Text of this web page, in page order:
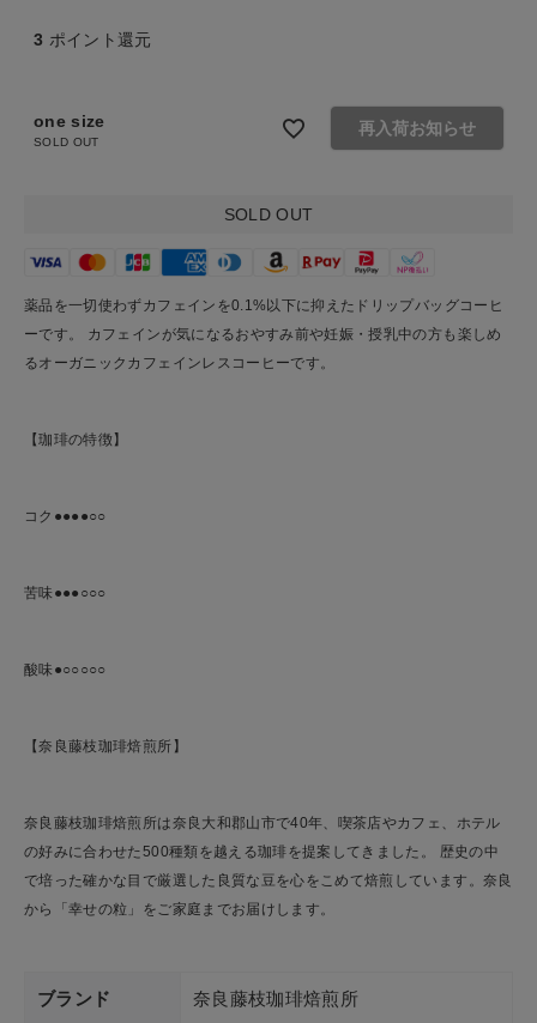
生活雑貨
食品
ブランド
全ての商品
CONTENTS
お問い合わせ
3 ポイント還元
one size
SOLD OUT
再入荷お知らせ
SOLD OUT
薬品を一切使わずカフェインを0.1%以下に抑えたドリップバッグコーヒ
ーです。 カフェインが気になるおやすみ前や妊娠・授乳中の方も楽しめ
るオーガニックカフェインレスコーヒーです。
【珈琲の特徴】
コク●●●●○○
苦味●●●○○○
酸味●○○○○○
【奈良藤枝珈琲焙煎所】
奈良藤枝珈琲焙煎所は奈良大和郡山市で40年、喫茶店やカフェ、ホテル
の好みに合わせた500種類を越える珈琲を提案してきました。 歴史の中
で培った確かな目で厳選した良質な豆を心をこめて焙煎しています。奈良
から「幸せの粒」をご家庭までお届けします。
ブランド 奈良藤枝珈琲焙煎所